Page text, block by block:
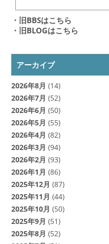
・旧BBSはこちら
・旧BLOGはこちら
アーカイブ
2026年8月 (14)
2026年7月 (52)
2026年6月 (50)
2026年5月 (55)
2026年4月 (82)
2026年3月 (94)
2026年2月 (93)
2026年1月 (86)
2025年12月 (87)
2025年11月 (44)
2025年10月 (50)
2025年9月 (51)
2025年8月 (52)